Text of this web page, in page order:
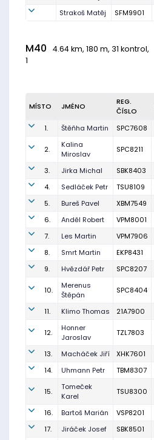
Strakoš Matěj
SFM9901
M40 4.64 km, 180 m, 31 kontrol,
1
MÍSTO JMÉNO
REG.
ČÍSLO
1. Štěňha Martin SPC7608
2.
Kalina
Miroslav
SPC8211
3. Jirka Michal SBK8403
4.
Sedláček Petr TSU8109
5.
Bureš Pavel XBM7549
6.
Anděl Robert VPM8001
7.
Les Martin VPM7906
8.
Smrt Martin EKP8431
9.
Hvězdář Petr SPC8207
10.
Merenus
Štěpán
SPC8404
11. Klimo Thomas 21A7900
12.
Honner
Jaroslav
TZL7803
13. Macháček Jiří XHK7601
14.
Uhmann Petr TBM8307
15.
Tomeček
Karel
TSU8300
16. Bartoš Marián VSP8201
17.
Jiráček Josef SBK8501